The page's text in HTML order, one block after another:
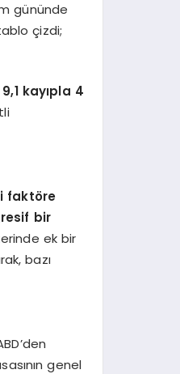
gününde
çizdi;
kayıpla 4
faktöre
bir
ek bir
bazı
genel